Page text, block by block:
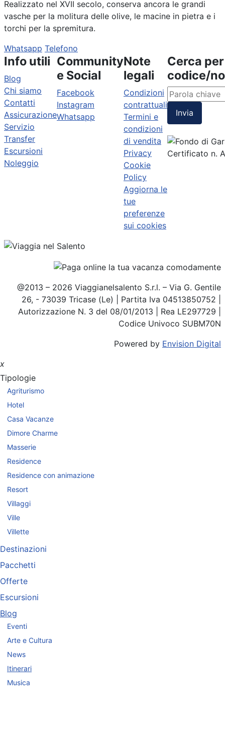
Realizzato nel XVII secolo, conserva ancora le grandi
vasche per la molitura delle olive, le macine in pietra e i
torchi per la spremitura.
Whatsapp Telefono
Info utili
Blog
Chi siamo
Contatti
Assicurazione
Servizio
Transfer
Escursioni
Noleggio
Community
e Social
Facebook
Instagram
Whatsapp
Note
legali
Condizioni
contrattuali
Termini e
condizioni
di vendita
Privacy
Cookie
Policy
Aggiorna le
tue
preferenze
sui cookies
Cerca per
codice/
Invia
Certificato n.
@2013 – 2026 Viaggianelsalento S.r.l. – Via G. Gentile
26, - 73039 Tricase (Le) | Partita Iva 04513850752 |
Autorizzazione N. 3 del 08/01/2013 | Rea LE297729 |
Codice Univoco SUBM70N
Powered by Envision Digital
x
Tipologie
Agriturismo
Hotel
Casa Vacanze
Dimore Charme
Masserie
Residence
Residence con animazione
Resort
Villaggi
Ville
Villette
Destinazioni
Pacchetti
Offerte
Escursioni
Blog
Eventi
Arte e Cultura
News
Itinerari
Musica